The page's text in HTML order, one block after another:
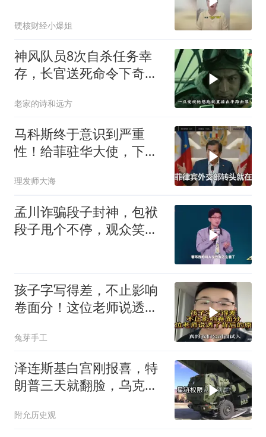
硬核财经小爆姐
神风队员8次自杀任务幸
存，长官送死命令下奇迹
老家的诗和远方
马科斯终于意识到严重
性！给菲驻华大使，下达
理发师大海
孟川诈骗段子封神，包袱
段子甩个不停，观众笑到
孩子字写得差，不止影响
卷面分！这位老师说透了
兔芽手工
泽连斯基白宫刚报喜，特
朗普三天就翻脸，乌克兰
附允历史观